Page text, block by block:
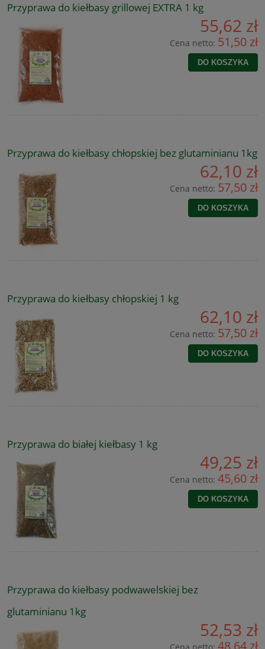
Przyprawa do kiełbasy grillowej EXTRA 1 kg
55,62 zł
Cena netto: 51,50 zł
DO KOSZYKA
Przyprawa do kiełbasy chłopskiej bez glutaminianu 1kg
62,10 zł
Cena netto: 57,50 zł
DO KOSZYKA
Przyprawa do kiełbasy chłopskiej 1 kg
62,10 zł
Cena netto: 57,50 zł
DO KOSZYKA
Przyprawa do białej kiełbasy 1 kg
49,25 zł
Cena netto: 45,60 zł
DO KOSZYKA
Przyprawa do kiełbasy podwawelskiej bez
glutaminianu 1kg
52,53 zł
48,64 zł